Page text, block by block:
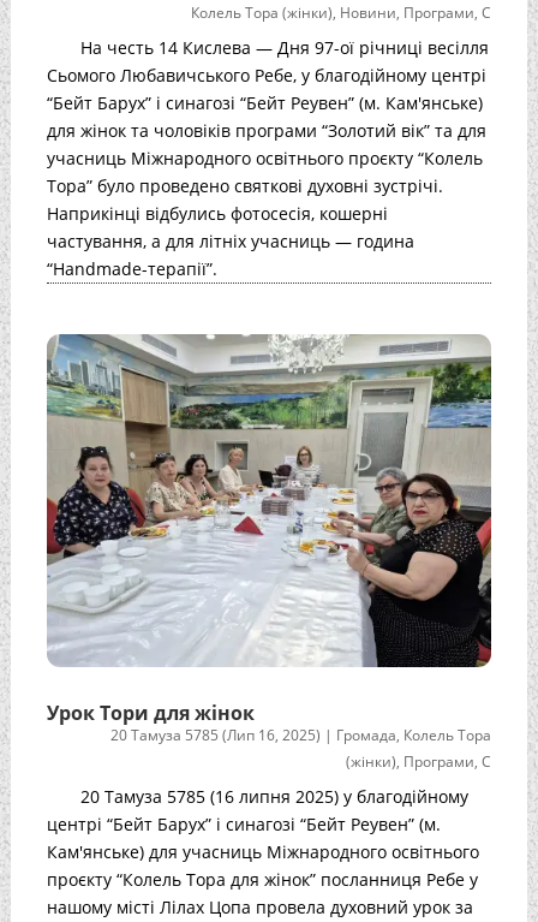
Колель Тора (жінки), Новини, Програми,С
На честь 14 Кислева — Дня 97-ої річниці весілля
Сьомого Любавичського Ребе, у благодійному центрі
“Бейт Барух” і синагозі “Бейт Реувен” (м. Кам'янське)
для жінок та чоловіків програми “Золотий вік” та для
учасниць Міжнародного освітнього проєкту “Колель
Тора” було проведено святкові духовні зустрічі.
Наприкінці відбулись фотосесія, кошерні
частування, а для літніх учасниць — година
“Handmade-терапії”.
Урок Тори для жінок
20 Тамуза 5785 (Лип 16, 2025) | Громада, Колель Тора
(жінки), Програми,С
20 Тамуза 5785 (16 липня 2025) у благодійному
центрі “Бейт Барух” і синагозі “Бейт Реувен” (м.
Кам'янське) для учасниць Міжнародного освітнього
проєкту “Колель Тора для жінок” посланниця Ребе у
нашому місті Лілах Цопа провела духовний урок за